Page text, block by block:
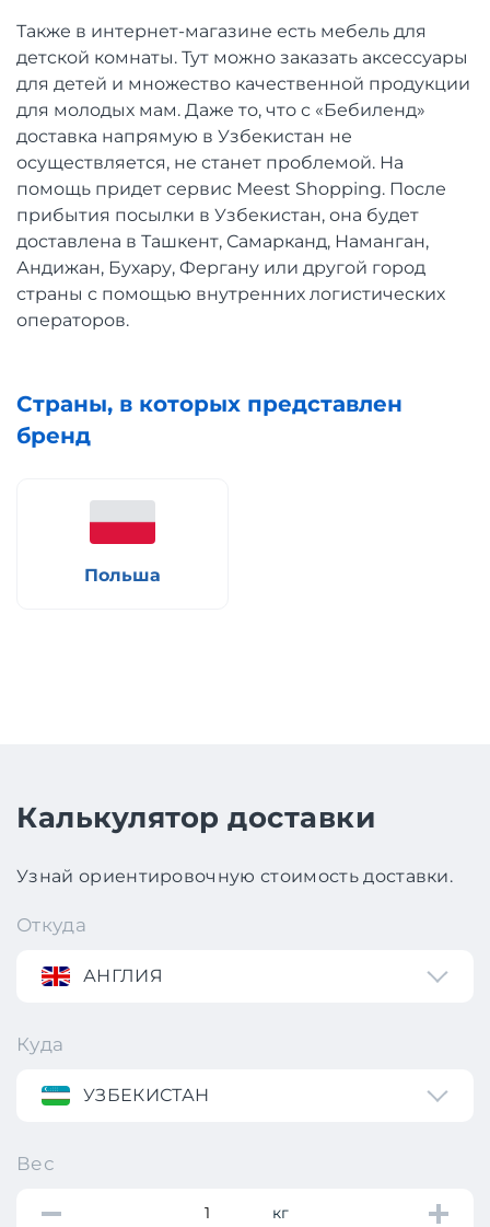
Также в интернет-магазине есть мебель для
детской комнаты. Тут можно заказать аксессуары
для детей и множество качественной продукции
для молодых мам. Даже то, что с «Бебиленд»
доставка напрямую в Узбекистан не
осуществляется, не станет проблемой. На
помощь придет сервис Meest Shopping. После
прибытия посылки в Узбекистан, она будет
доставлена в Ташкент, Самарканд, Наманган,
Андижан, Бухару, Фергану или другой город
страны с помощью внутренних логистических
операторов.
Страны, в которых представлен
бренд
Польша
Калькулятор доставки
Узнай ориентировочную стоимость доставки.
Откуда
АНГЛИЯ
Куда
УЗБЕКИСТАН
Вес
кг